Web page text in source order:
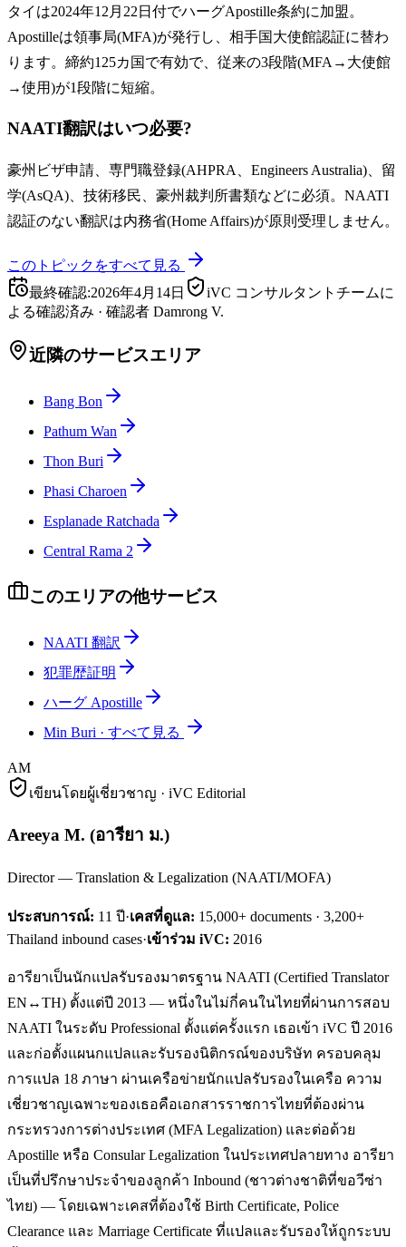
タイは2024年12月22日付でハーグApostille条約に加盟。
Apostilleは領事局(MFA)が発行し、相手国大使館認証に替わ
ります。締約125カ国で有効で、従来の3段階(MFA→大使館
→使用)が1段階に短縮。
NAATI翻訳はいつ必要?
豪州ビザ申請、専門職登録(AHPRA、Engineers Australia)、留
学(AsQA)、技術移民、豪州裁判所書類などに必須。NAATI
認証のない翻訳は内務省(Home Affairs)が原則受理しません。
このトピックをすべて見る
最終確認:2026年4月14日
iVC コンサルタントチームに
よる確認済み · 確認者 Damrong V.
近隣のサービスエリア
Bang Bon
Pathum Wan
Thon Buri
Phasi Charoen
Esplanade Ratchada
Central Rama 2
このエリアの他サービス
NAATI 翻訳
犯罪歴証明
ハーグ Apostille
Min Buri · すべて見る
AM
เขียนโดยผู้เชี่ยวชาญ · iVC Editorial
Areeya M. (อารียา ม.)
Director — Translation & Legalization (NAATI/MOFA)
ประสบการณ์: 11 ปี·เคสที่ดูแล: 15,000+ documents · 3,200+
Thailand inbound cases·เข้าร่วม iVC: 2016
อารียาเป็นนักแปลรับรองมาตรฐาน NAATI (Certified Translator
EN↔TH) ตั้งแต่ปี 2013 — หนึ่งในไม่กี่คนในไทยที่ผ่านการสอบ
NAATI ในระดับ Professional ตั้งแต่ครั้งแรก เธอเข้า iVC ปี 2016
และก่อตั้งแผนกแปลและรับรองนิติกรณ์ของบริษัท ครอบคลุม
การแปล 18 ภาษา ผ่านเครือข่ายนักแปลรับรองในเครือ ความ
เชี่ยวชาญเฉพาะของเธอคือเอกสารราชการไทยที่ต้องผ่าน
กระทรวงการต่างประเทศ (MFA Legalization) และต่อด้วย
Apostille หรือ Consular Legalization ในประเทศปลายทาง อารียา
เป็นที่ปรึกษาประจำของลูกค้า Inbound (ชาวต่างชาติที่ขอวีซ่า
ไทย) — โดยเฉพาะเคสที่ต้องใช้ Birth Certificate, Police
Clearance และ Marriage Certificate ที่แปลและรับรองให้ถูกระบบ